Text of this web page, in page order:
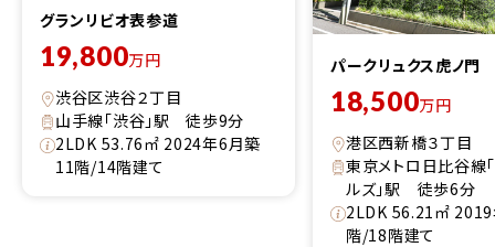
グランリビオ表参道
19,800万円
渋谷区渋谷２丁目
山手線「渋谷」駅 徒歩9分
2LDK 53.76㎡ 2024年6月築
11階/14階建て
パークリュクス虎ノ門
18,500万円
港区西新橋３丁目
東京メトロ日比谷線
ルズ」駅 徒歩6分
2LDK 56.21㎡
階/18階建て